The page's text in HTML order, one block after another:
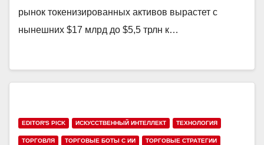
рынок токенизированных активов вырастет с
нынешних $17 млрд до $5,5 трлн к…
EDITOR'S PICK ИСКУССТВЕННЫЙ ИНТЕЛЛЕКТ ТЕХНОЛОГИЯ
ТОРГОВЛЯ ТОРГОВЫЕ БОТЫ С ИИ ТОРГОВЫЕ СТРАТЕГИИ